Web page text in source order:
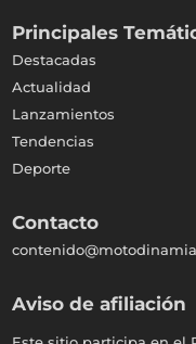
Principales
Destacadas
Actualidad
Lanzamientos
Tendencias
Deporte
Contacto
Aviso de afiliación